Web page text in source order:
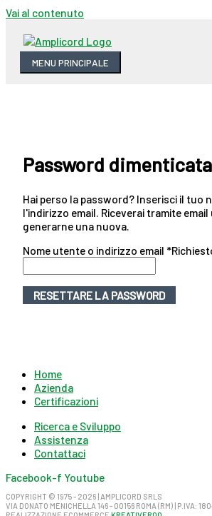
Vai al contenuto
MENU PRINCIPALE
Password dimenticata
Hai perso la password? Inserisci il tuo
l'indirizzo email. Riceverai tramite email
generarne una nuova.
Nome utente o indirizzo email *
RESETTARE LA PASSWORD
Home
Azienda
Certificazioni
Ricerca e Sviluppo
Assistenza
Contattaci
Facebook-f Youtube
COPYRIGHT © 1975 - 2026 | AMPLICORD SRLS
VIA DONATO MENICHELLA 146 - 00156 ROMA (RM) | P.IVA: